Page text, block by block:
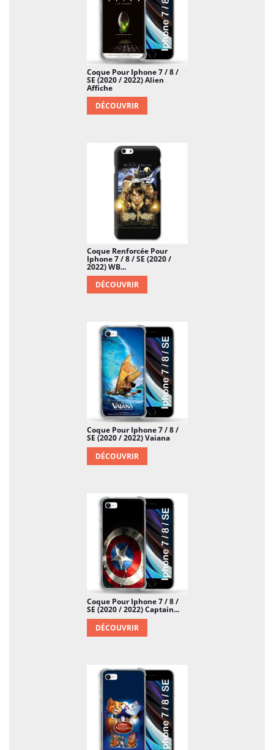
Coque Pour Iphone 7 / 8 /
SE (2020 / 2022) Alien
Affiche
DÉCOUVRIR
Coque Renforcée Pour
Iphone 7 / 8 / SE (2020 /
2022) WB...
DÉCOUVRIR
Coque Pour Iphone 7 / 8 /
SE (2020 / 2022) Vaiana
DÉCOUVRIR
Coque Pour Iphone 7 / 8 /
SE (2020 / 2022) Captain...
DÉCOUVRIR